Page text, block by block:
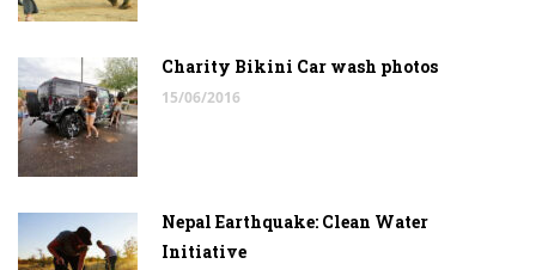
Charity Bikini Car wash photos
15/06/2016
Nepal Earthquake: Clean Water
Initiative